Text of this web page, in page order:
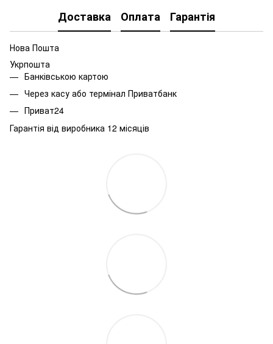
Доставка Оплата Гарантія
Нова Пошта
Укрпошта
Банківською картою
Через касу або термінал Приватбанк
Приват24
Гарантія від виробника 12 місяців